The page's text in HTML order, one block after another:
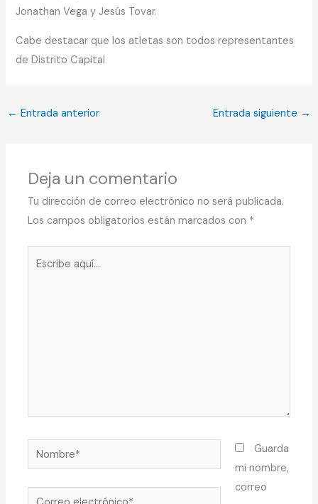
Jonathan Vega y Jesús Tovar.
Cabe destacar que los atletas son todos representantes
de Distrito Capital
← Entrada anterior Entrada siguiente →
Deja un comentario
Tu dirección de correo electrónico no será publicada.
Los campos obligatorios están marcados con *
Nombre*
Correo
Guarda
mi nombre,
correo